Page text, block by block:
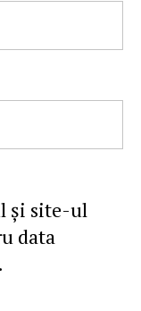
și site-ul
data